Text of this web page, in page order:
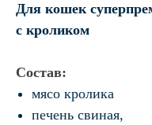
Для кошек
с кроликом
Состав:
мясо кролика
печень свиная,